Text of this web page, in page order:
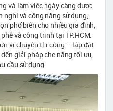
và làm việc ngày càng được
và công năng sử dụng,
phổ biến cho nhiều gia đình,
và công trình tại TP.HCM.
vị chuyên thi công – lắp đặt
giải pháp che nắng tối ưu,
cầu sử dụng.